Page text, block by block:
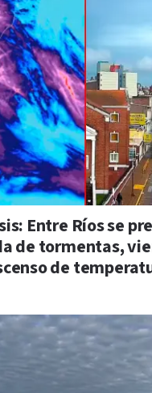
Entre Ríos se
de tormentas,
de